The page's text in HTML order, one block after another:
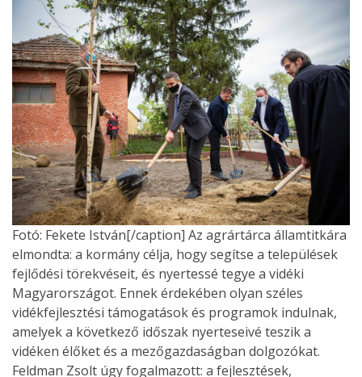
Fotó: Fekete István[/caption] Az agrártárca államtitkára
elmondta: a kormány célja, hogy segítse a települések
fejlődési törekvéseit, és nyertessé tegye a vidéki
Magyarországot. Ennek érdekében olyan széles
vidékfejlesztési támogatások és programok indulnak,
amelyek a következő időszak nyerteseivé teszik a
vidéken élőket és a mezőgazdaságban dolgozókat.
Feldman Zsolt úgy fogalmazott: a fejlesztések,